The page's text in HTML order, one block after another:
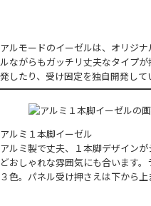
アルモードのイーゼルは、オリジ
ルながらもガッチリ丈夫なタイプ
発したり、受け固定を独自開発して
アルミ１本脚イーゼル
アルミ製で丈夫、１本脚デザイン
どおしゃれな雰囲気にも合います
３色。パネル受け押さえは下から上